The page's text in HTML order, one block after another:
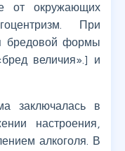
от окружающих
При
бредовой формы
величия».] и
заключалась в
настроения,
алкоголя. В